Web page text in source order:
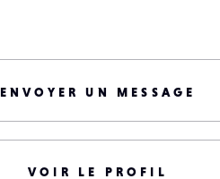
ENVOYER UN MESSAGE
VOIR LE PROFIL